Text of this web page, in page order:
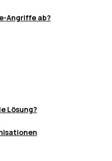
Angriffe ab?
Lösung?